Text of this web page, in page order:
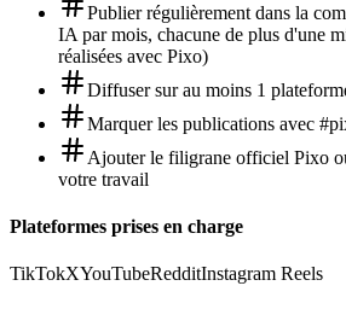
Publier régulièrement dans la
IA par mois, chacune de plus d'une
réalisées avec Pixo)
Diffuser sur au moins 1
Marquer les publications avec
Ajouter le filigrane officiel Pixo
votre travail
Plateformes prises en charge
TikTokXYouTubeRedditInstagram Reels